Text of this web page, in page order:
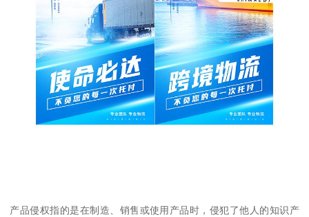
产品侵权指的是在制造、销售或使用产品时，侵犯了他人的知识产